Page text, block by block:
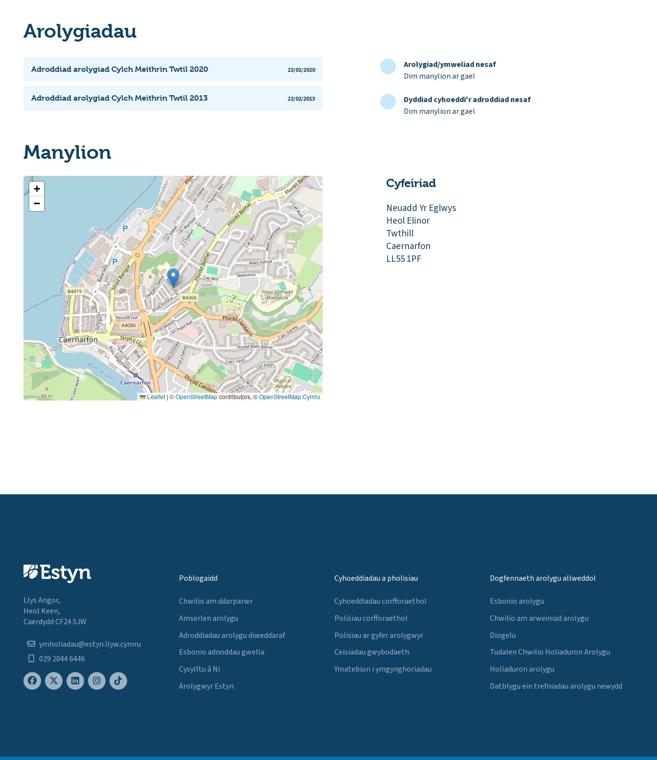
Arolygiadau
Adroddiad arolygiad Cylch Meithrin Twtil 2020 22/01/2020
Adroddiad arolygiad Cylch Meithrin Twtil 2013 22/02/2013
Arolygiad/ymweliad nesaf
Dim manylion ar gael
Dyddiad cyhoeddi'r adroddiad nesaf
Dim manylion ar gael
Manylion
+
−
Leaflet | ©OpenStreetMapcontributors, ©OpenStreetMap Cymru
Cyfeiriad
Neuadd Yr Eglwys
Heol Elinor
Twthill
Caernarfon
LL55 1PF
Llys Angor,
Heol Keen,
Caerdydd CF24 5JW
ymholiadau@estyn.llyw.cymru
029 2044 6446
Poblogaidd
Chwilio am ddarparwr
Amserlen arolygu
Adroddiadau arolygu diweddaraf
Esbonio adnoddau gwella
Cysylltu â Ni
Arolygwyr Estyn
Cyhoeddiadau a pholisïau
Cyhoeddiadau corfforaethol
Polisïau corfforaethol
Polisïau ar gyfer arolygwyr
Ceisiadau gwybodaeth
Ymatebion i ymgynghoriadau
Dogfennaeth arolygu allweddol
Esbonio arolygu
Chwilio am arweiniad arolygu
Diogelu
Tudalen Chwilio Holiaduron Arolygu
Holiaduron arolygu
Datblygu ein trefniadau arolygu newydd